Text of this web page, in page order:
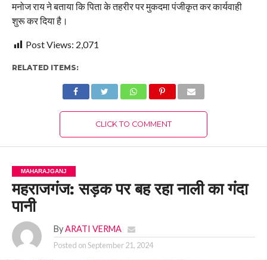
मनोज राय ने बताया कि पिता के तहरीर पर मुकदमा पंजीकृत कर कार्यवाही
शुरू कर दिया है।
Post Views: 2,071
RELATED ITEMS:
CLICK TO COMMENT
MAHARAJGANJ
महराजगंज: सड़क पर बह रहा नाली का गंदा
पानी
By ARATI VERMA
Posted onSeptember 21, 2024